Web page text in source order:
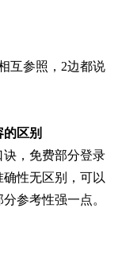
互参照，2边都说
区别
，免费部分登录
性无区别，可以
参考性强一点。